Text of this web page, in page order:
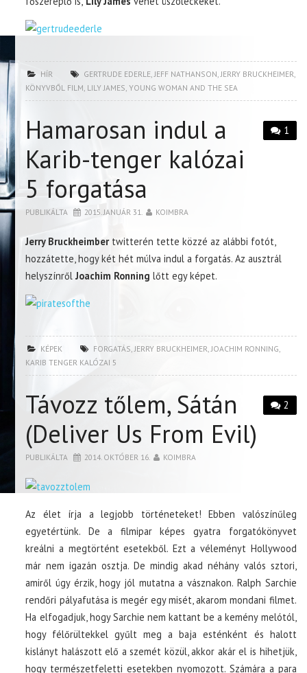
HÍR GERTRUDE EDERLE,JEFF NATHANSON,JERRY BRUCKHEIMER,
KÖNYVBŐL FILM, LILY JAMES,YOUNG WOMAN AND THE SEA
1
Hamarosan indul a
Karib-tenger kalózai
5 forgatása
PUBLIKÁLTA 2015. JANUÁR 31. KOIMBRA
Jerry Bruckheimbertwitterén tette közzé az alábbi fotót,
hozzátette, hogy két hét múlva indul a forgatás. Az ausztrál
helyszínrőlJoachim Ronning lőtt egy képet.
KÉPEK FORGATÁS,JERRY BRUCKHEIMER,JOACHIM RONNING,
KARIB TENGER KALÓZAI 5
2
Távozz tőlem, Sátán
(Deliver Us From Evil)
PUBLIKÁLTA 2014. OKTÓBER 16. KOIMBRA
Az élet írja a legjobb történeteket! Ebben valószínűleg
egyetértünk. De a filmipar képes gyatra forgatókönyvet
kreálni a megtörtént esetekből. Ezt a véleményt Hollywood
már nem igazán osztja. De mindig akad néhány valós sztori,
amiről úgy érzik, hogy jól mutatna a vásznakon. Ralph Sarchie
rendőri pályafutása is megér egy misét, akarom mondani filmet.
Ha elfogadjuk, hogy Sarchie nem kattant be a kemény melótól,
hogy félőrültekkel gyűlt meg a baja esténként és halott
kislányt halászott elő a szemét közül, akkor akár el is hihetjük,
hogy természetfeletti esetekben nyomozott. Számára a para